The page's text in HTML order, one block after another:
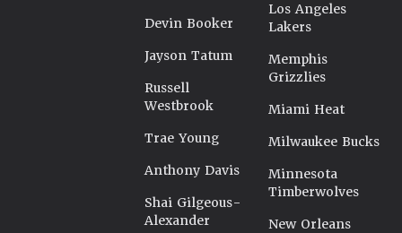
Devin Booker
Jayson Tatum
Russell
Westbrook
Trae Young
Anthony Davis
Shai Gilgeous-
Alexander
Los Angeles
Lakers
Memphis
Grizzlies
Miami Heat
Milwaukee Bucks
Minnesota
Timberwolves
New Orleans